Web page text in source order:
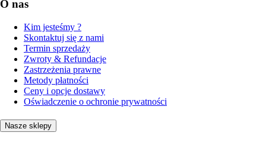
O nas
Kim jesteśmy ?
Skontaktuj się z nami
Termin sprzedaży
Zwroty & Refundacje
Zastrzeżenia prawne
Metody płatności
Ceny i opcje dostawy
Oświadczenie o ochronie prywatności
Nasze sklepy